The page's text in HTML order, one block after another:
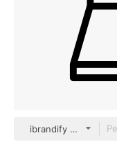
ibrandify Detailed